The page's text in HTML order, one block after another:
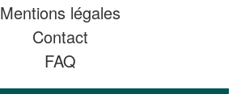
Mentions légales
Contact
FAQ